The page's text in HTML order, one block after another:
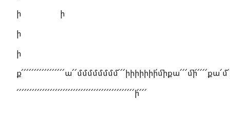
ի ի
ի
ի
՜՜՜՜՜՜՜՜՜՜՜՜՜՜՜՜՜՜՜՜՜՜՜՜՜՜՜՜՜՜՜՜՜՜՜՜՜՜՜՜՜՜՜՜՜՜ի՜՜՜՜